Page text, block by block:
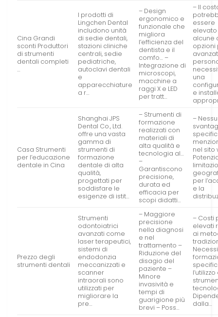
Cina Grandi
sconti Produttori
di strumenti
dentali completi
…
I prodotti di
Lingchen Dental
includono unità
di sedie dentali,
stazioni cliniche
centrali, sedie
pediatriche,
autoclavi dentali
e
apparecchiature
a r…
– Design
ergonomico e
funzionale che
migliora
l’efficienza del
dentista e il
comfo… –
Integrazione di
microscopi,
macchine a
raggi X e LED
per tratt…
– Il
essere
alcune
opzioni
una
e
Casa Strumenti
per l’educazione
dentale in Cina
Shanghai JPS
Dental Co., Ltd.
offre una vasta
gamma di
strumenti di
formazione
dentale di alta
qualità,
progettati per
soddisfare le
esigenze di istit…
– Strumenti di
formazione
realizzati con
materiali di
alta qualità e
tecnologia al…
–
Garantiscono
precisione,
durata ed
efficacia per
scopi didatti…
–
nel sito
per
e la
Prezzo degli
strumenti dentali
Strumenti
odontoiatrici
avanzati come
laser terapeutici,
sistemi di
endodonzia
meccanizzati e
scanner
intraorali sono
utilizzati per
migliorare la
pre…
– Maggiore
precisione
nella diagnosi
e nel
trattamento –
Riduzione del
disagio del
paziente –
Minore
invasività e
tempi di
guarigione più
brevi – Poss…
– Costi
elevati
ai
dalla…